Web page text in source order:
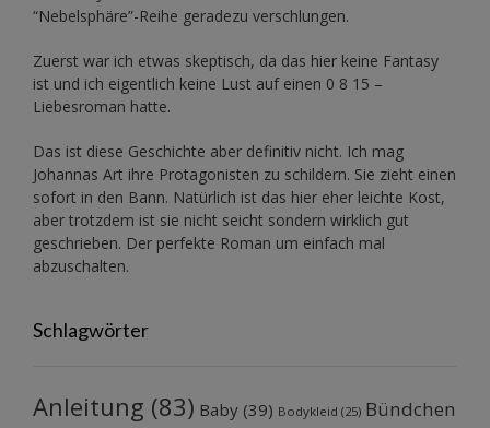
“Nebelsphäre”-Reihe geradezu verschlungen.
Zuerst war ich etwas skeptisch, da das hier keine Fantasy
ist und ich eigentlich keine Lust auf einen 0 8 15 –
Liebesroman hatte.
Das ist diese Geschichte aber definitiv nicht. Ich mag
Johannas Art ihre Protagonisten zu schildern. Sie zieht einen
sofort in den Bann. Natürlich ist das hier eher leichte Kost,
aber trotzdem ist sie nicht seicht sondern wirklich gut
geschrieben. Der perfekte Roman um einfach mal
abzuschalten.
Schlagwörter
Anleitung (83) Baby (39) Bodykleid (25) Bündchen